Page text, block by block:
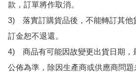
款，訂單將作取消。
3)　落實訂購貨品後，不能轉訂其他
訂金恕不退還。
4)　商品有可能因故變更出貨日期
公佈為準，除因生產商或供應商問